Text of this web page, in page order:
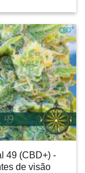
preços:
€32,50
a
€42,50
49 (CBD+) -
de visão